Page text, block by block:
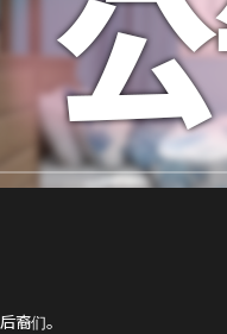
裔们。